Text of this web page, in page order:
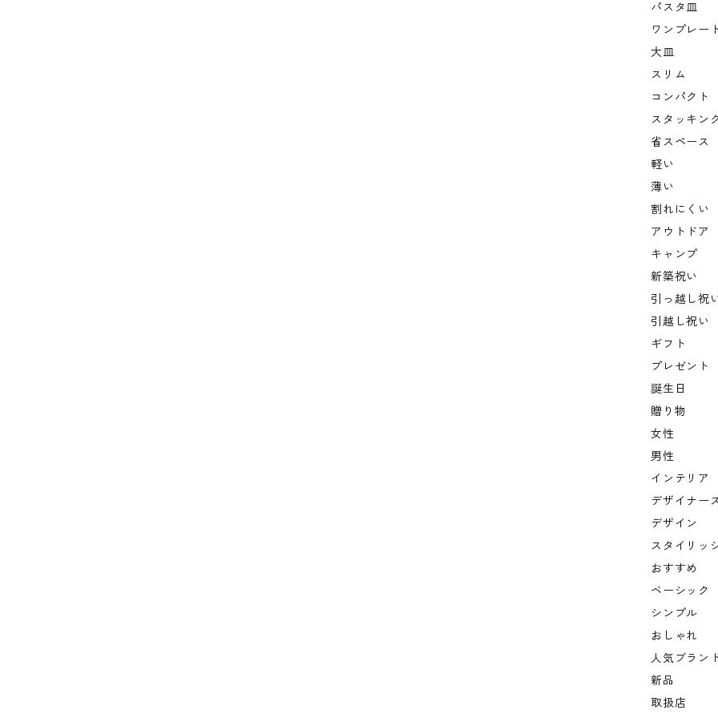
パスタ皿
ワンプレー
大皿
スリム
コンパクト
スタッキン
省スペース
軽い
薄い
割れにくい
アウトドア
キャンプ
新築祝い
引っ越し祝
引越し祝い
ギフト
プレゼント
誕生日
贈り物
女性
男性
インテリア
デザイナー
デザイン
スタイリッ
おすすめ
ベーシック
シンプル
おしゃれ
人気ブラン
新品
取扱店